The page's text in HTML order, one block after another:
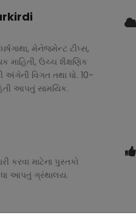
મેનેજમેન્ટ ટીપ્સ,
માહિતી, ઉચ્ચ શૈક્ષણિક
અંગેની વિગત તથા ધો. 10-
આપતું સામયિક.
કરવા માટેના પુસ્તકો
આપતું ગ્રંથાલય.